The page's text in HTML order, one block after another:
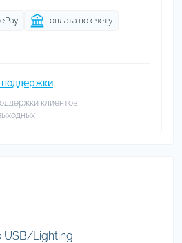
оплата по счету
клиентов
USB/Lighting